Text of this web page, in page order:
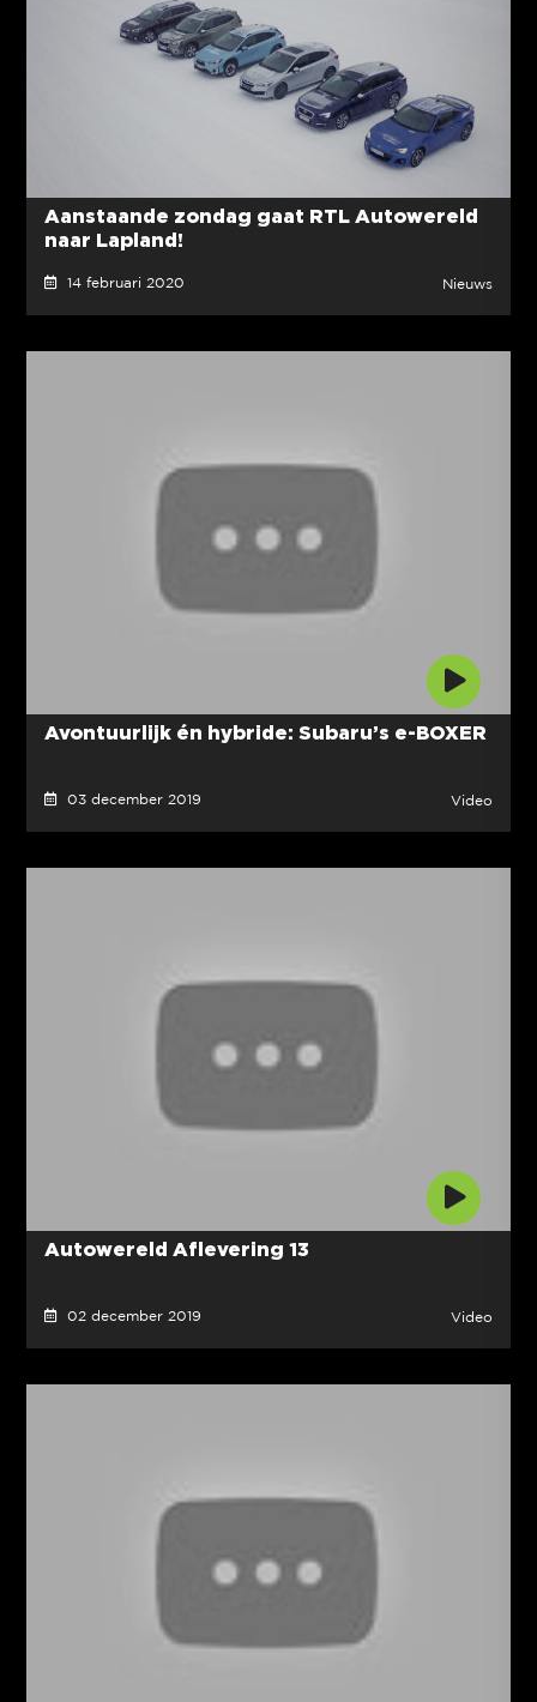
Aanstaande zondag gaat RTL Autowereld
naar Lapland!
14 februari 2020 Nieuws
Avontuurlijk én hybride: Subaru’s e-BOXER
03 december 2019 Video
Autowereld Aflevering 13
02 december 2019 Video